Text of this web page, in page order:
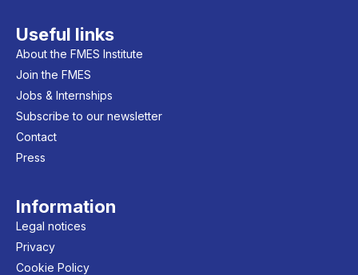
Useful links
About the FMES Institute
Join the FMES
Jobs & Internships
Subscribe to our newsletter
Contact
Press
Information
Legal notices
Privacy
Cookie Policy